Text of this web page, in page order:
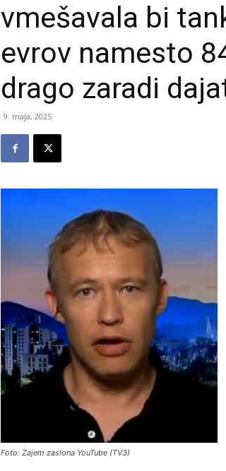
vmešavala bi
evrov namesto
drago zaradi
9. maja, 2025
Foto: Zajem zaslona YouTube (TV3)